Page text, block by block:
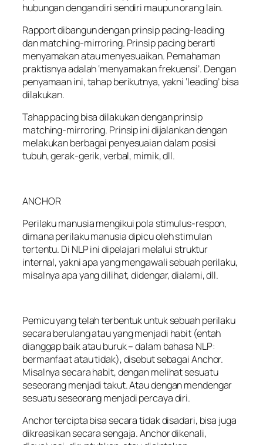
hubungan dengan diri sendiri maupun orang lain.
Rapport dibangun dengan prinsip pacing-leading
dan matching-mirroring. Prinsip pacing berarti
menyamakan atau menyesuaikan. Pemahaman
praktisnya adalah ‘menyamakan frekuensi’. Dengan
penyamaan ini, tahap berikutnya, yakni ‘leading’ bisa
dilakukan.
Tahap pacing bisa dilakukan dengan prinsip
matching-mirroring. Prinsip ini dijalankan dengan
melakukan berbagai penyesuaian dalam posisi
tubuh, gerak-gerik, verbal, mimik, dll.
ANCHOR
Perilaku manusia mengikui pola stimulus-respon,
dimana perilaku manusia dipicu oleh stimulan
tertentu. Di NLP ini dipelajari melalui struktur
internal, yakni apa yang mengawali sebuah perilaku,
misalnya apa yang dilihat, didengar, dialami, dll.
Pemicu yang telah terbentuk untuk sebuah perilaku
secara berulang atau yang menjadi habit (entah
dianggap baik atau buruk – dalam bahasa NLP:
bermanfaat atau tidak), disebut sebagai Anchor.
Misalnya secara habit, dengan melihat sesuatu
seseorang menjadi takut. Atau dengan mendengar
sesuatu seseorang menjadi percaya diri.
Anchor tercipta bisa secara tidak disadari, bisa juga
dikreasikan secara sengaja. Anchor dikenali,